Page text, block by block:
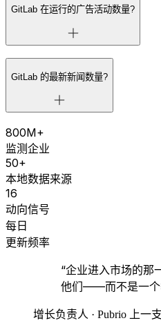
GitLab 在运行的广告活动数量?
GitLab 的最新新闻数量?
800M+
监测企业
50+
本地数据来源
16
动向信号
每日
更新频率
“企业进入市场的那
他们——而不是一个
增长负责人 · Pubrio 上一